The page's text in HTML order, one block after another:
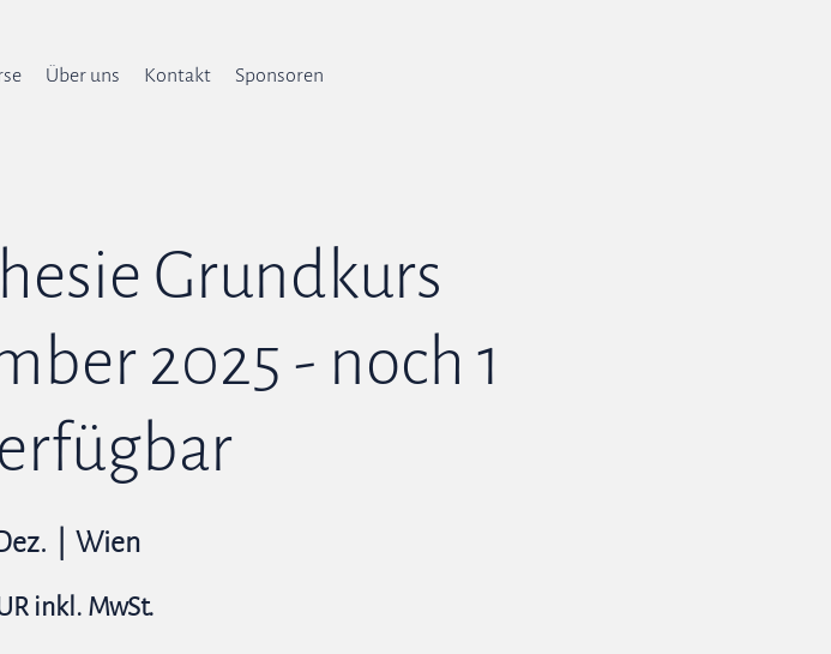
Über uns Kontakt Sponsoren
Grundkurs
2025 - noch 1
Wien
inkl. MwSt.